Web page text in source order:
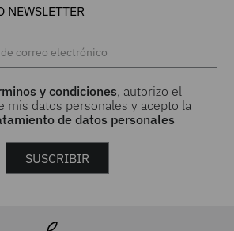
NEWSLETTER
y condiciones, autorizo el
mis datos personales y acepto la
de datos personales
SUSCRIBIR